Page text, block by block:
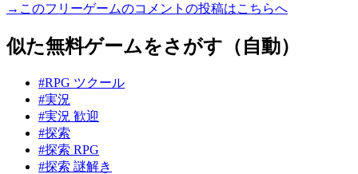
→このフリーゲームのコメントの投稿はこちらへ
似た無料ゲームをさがす（自動）
#RPG ツクール
#実況
#実況 歓迎
#探索
#探索 RPG
#探索 謎解き